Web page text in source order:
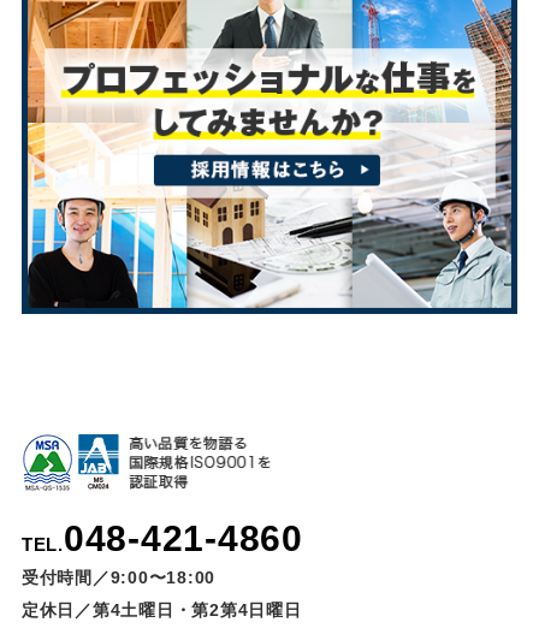
TEL.048-421-4860
受付時間／9:00〜18:00
定休日／第4土曜日・第2第4日曜日